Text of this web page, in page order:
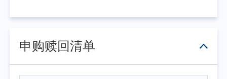
2. 上表默认展示一个自然月的开放日安排，如需要查询本基
间区间。
申购赎回清单